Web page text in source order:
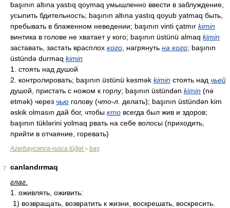
başının altına yastıq qoymaq умышленно ввести в заблуждение,
усыпить бдительность; başının altına yastıq qoyub yatmaq быть,
пребывать в блаженном неведении; başının vinti çatmır kimin
винтика в голове не хватает у кого; başının üstünü almaq kimin
заставать, застать врасплох кого , нагрянуть на кого; başının
üstündə durmaq kimin
1. стоять над душой
2. контролировать; başının üstünü kəsmək kimin стоять над чьей
душой, пристать с ножом к горлу; başının üstündən kimin (nə
etmək) через чью голову (что-л. делать); başının üstündən kim
əskik olmasın дай бог, чтобы кто всегда был жив и здоров;
başının tüklərini yolmaq рвать на себе волосы (приходить,
прийти в отчаяние, горевать)
Azərbaycanca-rusca lüğət> baş
7
canlandırmaq
глаг.
1. оживлять, оживить:
1) возвращать, возвратить к жизни, воскрешать, воскресить.